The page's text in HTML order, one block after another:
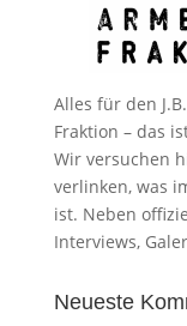
Alles für den
Fraktion – das
Wir versuchen
verlinken, was
ist. Neben
Interviews,
Neueste